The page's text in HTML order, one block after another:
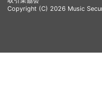
Copyright (C) 2026 Music